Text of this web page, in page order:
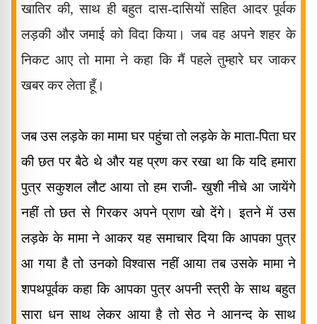
खातिर की,साथ ही बहुत दास-दासियों सहित आदर पूर्वक
लड़की और जमाई को विदा किया। जब वह अपने शहर के
निकट आए तो मामा ने कहा कि मैं पहले तुम्हारे घर जाकर
खबर कर लेता हूँ।
जब उस लड़के का मामा घर पहुंचा तो लड़के के माता-पिता घर
की छत पर बैठे थे और यह प्रण कर रखा था कि यदि हमारा
पुत्र सकुशल लौट आया तो हम राजी- खुशी नीचे आ जायेंगे
नहीं तो छत से गिरकर अपने प्राण खो देंगे। इतने में उस
लड़के के मामा ने आकर यह समाचार दिया कि आपका पुत्र
आ गया है तो उनको विश्वास नहीं आया तब उसके मामा ने
शपथपूर्वक कहा कि आपका पुत्र अपनी स्त्री के साथ बहुत
सारा धन साथ लेकर आया है तो सेठ ने आनन्द के साथ